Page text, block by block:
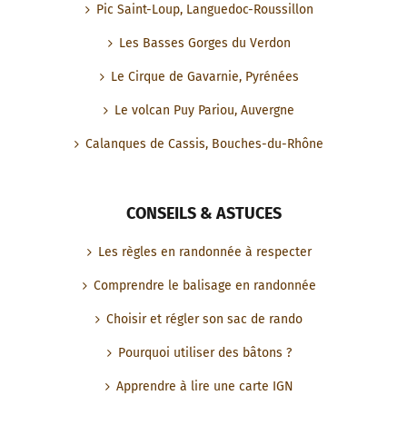
Pic Saint-Loup, Languedoc-Roussillon
Les Basses Gorges du Verdon
Le Cirque de Gavarnie, Pyrénées
Le volcan Puy Pariou, Auvergne
Calanques de Cassis, Bouches-du-Rhône
CONSEILS & ASTUCES
Les règles en randonnée à respecter
Comprendre le balisage en randonnée
Choisir et régler son sac de rando
Pourquoi utiliser des bâtons ?
Apprendre à lire une carte IGN